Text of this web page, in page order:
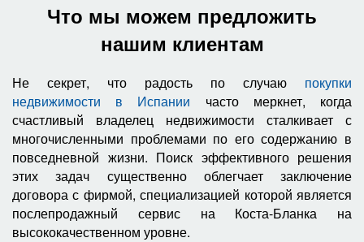
Что мы можем предложить
нашим клиентам
Не секрет, что радость по случаю покупки
недвижимости в Испании часто меркнет, когда
счастливый владелец недвижимости сталкивает с
многочисленными проблемами по его содержанию в
повседневной жизни. Поиск эффективного решения
этих задач существенно облегчает заключение
договора с фирмой, специализацией которой является
послепродажный сервис на Коста-Бланка на
высококачественном уровне.